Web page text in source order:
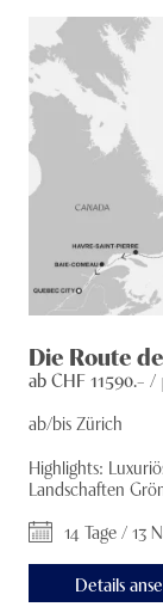
Die Route
ab CHF11590.– /
ab/bis Zürich
Highlights:
Landschaften
14 Tage / 13
Details